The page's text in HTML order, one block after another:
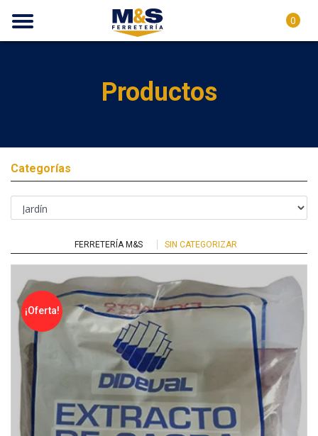
0
Productos
Categorías
FERRETERÍA M&S SIN CATEGORIZAR
¡Oferta!